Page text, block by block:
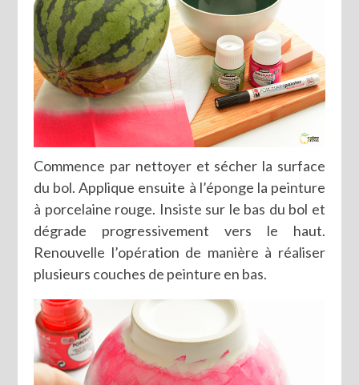
Commence par nettoyer et sécher la surface
du bol. Applique ensuite à l’éponge la peinture
à porcelaine rouge. Insiste sur le bas du bol et
dégrade progressivement vers le haut.
Renouvelle l’opération de manière à réaliser
plusieurs couches de peinture en bas.